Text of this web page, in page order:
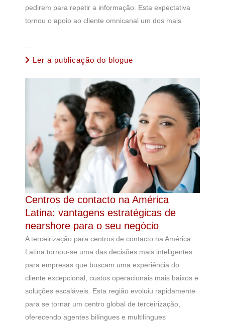
pedirem para repetir a informação. Esta expectativa
tornou o apoio ao cliente omnicanal um dos mais
...
Ler a publicação do blogue
Centros de contacto na América
Latina: vantagens estratégicas de
nearshore para o seu negócio
A terceirização para centros de contacto na América
Latina tornou-se uma das decisões mais inteligentes
para empresas que buscam uma experiência do
cliente excepcional, custos operacionais mais baixos e
soluções escaláveis. Esta região evoluiu rapidamente
para se tornar um centro global de terceirização,
oferecendo agentes bilíngues e multilíngues